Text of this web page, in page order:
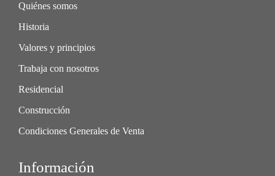
Quiénes somos
Historia
Valores y principios
Trabaja con nosotros
Residencial
Construcción
Condiciones Generales de Venta
Información